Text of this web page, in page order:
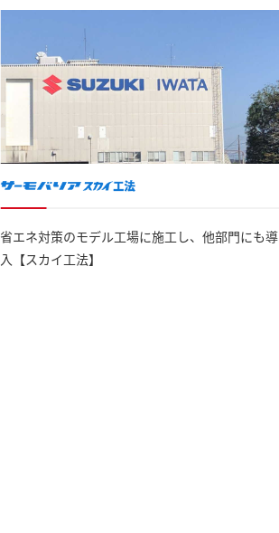
省エネ対策のモデル工場に施工し、他部門にも導
入【スカイ工法】